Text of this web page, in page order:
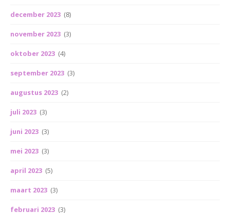
december 2023 (8)
november 2023 (3)
oktober 2023 (4)
september 2023 (3)
augustus 2023 (2)
juli 2023 (3)
juni 2023 (3)
mei 2023 (3)
april 2023 (5)
maart 2023 (3)
februari 2023 (3)